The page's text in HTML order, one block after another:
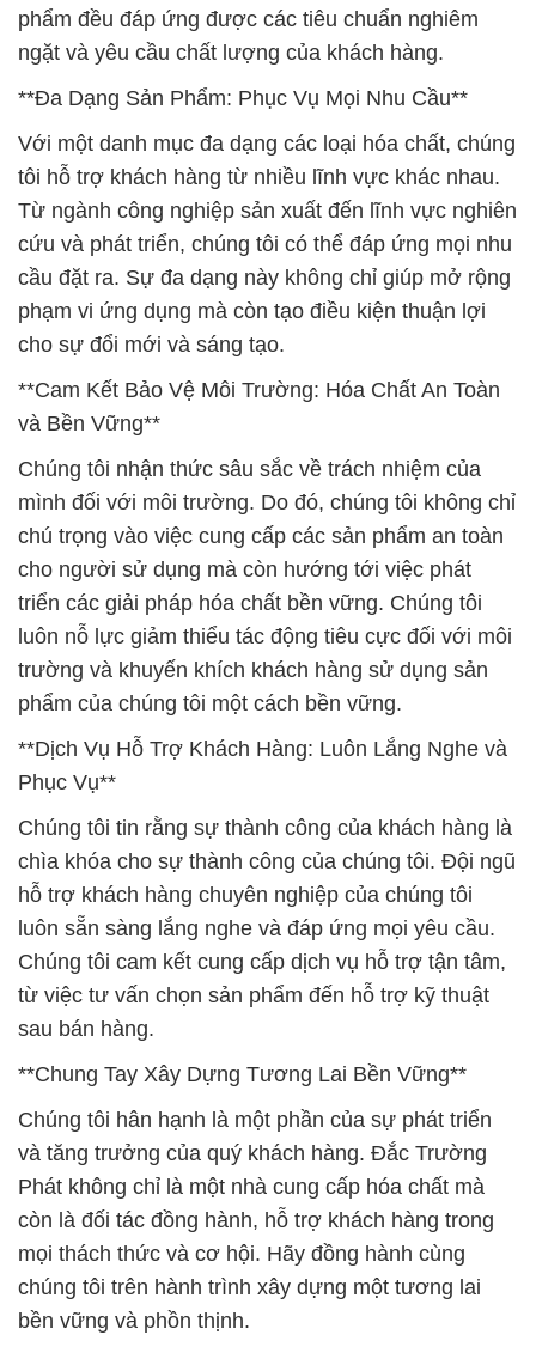
phẩm đều đáp ứng được các tiêu chuẩn nghiêm
ngặt và yêu cầu chất lượng của khách hàng.
**Đa Dạng Sản Phẩm: Phục Vụ Mọi Nhu Cầu**
Với một danh mục đa dạng các loại hóa chất, chúng
tôi hỗ trợ khách hàng từ nhiều lĩnh vực khác nhau.
Từ ngành công nghiệp sản xuất đến lĩnh vực nghiên
cứu và phát triển, chúng tôi có thể đáp ứng mọi nhu
cầu đặt ra. Sự đa dạng này không chỉ giúp mở rộng
phạm vi ứng dụng mà còn tạo điều kiện thuận lợi
cho sự đổi mới và sáng tạo.
**Cam Kết Bảo Vệ Môi Trường: Hóa Chất An Toàn
và Bền Vững**
Chúng tôi nhận thức sâu sắc về trách nhiệm của
mình đối với môi trường. Do đó, chúng tôi không chỉ
chú trọng vào việc cung cấp các sản phẩm an toàn
cho người sử dụng mà còn hướng tới việc phát
triển các giải pháp hóa chất bền vững. Chúng tôi
luôn nỗ lực giảm thiểu tác động tiêu cực đối với môi
trường và khuyến khích khách hàng sử dụng sản
phẩm của chúng tôi một cách bền vững.
**Dịch Vụ Hỗ Trợ Khách Hàng: Luôn Lắng Nghe và
Phục Vụ**
Chúng tôi tin rằng sự thành công của khách hàng là
chìa khóa cho sự thành công của chúng tôi. Đội ngũ
hỗ trợ khách hàng chuyên nghiệp của chúng tôi
luôn sẵn sàng lắng nghe và đáp ứng mọi yêu cầu.
Chúng tôi cam kết cung cấp dịch vụ hỗ trợ tận tâm,
từ việc tư vấn chọn sản phẩm đến hỗ trợ kỹ thuật
sau bán hàng.
**Chung Tay Xây Dựng Tương Lai Bền Vững**
Chúng tôi hân hạnh là một phần của sự phát triển
và tăng trưởng của quý khách hàng. Đắc Trường
Phát không chỉ là một nhà cung cấp hóa chất mà
còn là đối tác đồng hành, hỗ trợ khách hàng trong
mọi thách thức và cơ hội. Hãy đồng hành cùng
chúng tôi trên hành trình xây dựng một tương lai
bền vững và phồn thịnh.